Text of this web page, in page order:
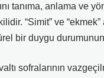
tanıma, anlama ve
“Simit” ve
bir duygu durumunun
sofralarının